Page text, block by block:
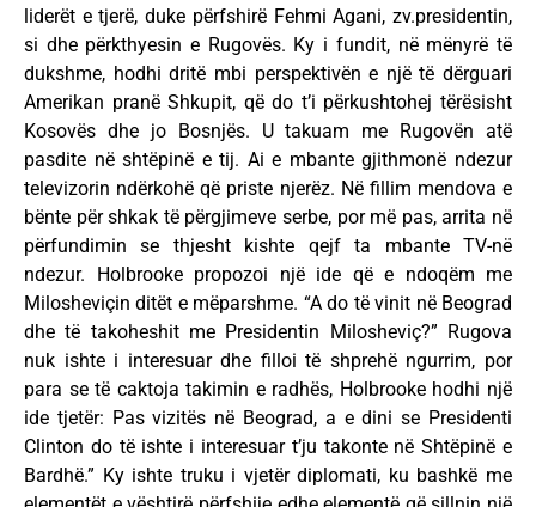
liderët e tjerë, duke përfshirë Fehmi Agani, zv.presidentin,
si dhe përkthyesin e Rugovës. Ky i fundit, në mënyrë të
dukshme, hodhi dritë mbi perspektivën e një të dërguari
Amerikan pranë Shkupit, që do t’i përkushtohej tërësisht
Kosovës dhe jo Bosnjës. U takuam me Rugovën atë
pasdite në shtëpinë e tij. Ai e mbante gjithmonë ndezur
televizorin ndërkohë që priste njerëz. Në fillim mendova e
bënte për shkak të përgjimeve serbe, por më pas, arrita në
përfundimin se thjesht kishte qejf ta mbante TV-në
ndezur. Holbrooke propozoi një ide që e ndoqëm me
Milosheviçin ditët e mëparshme. “A do të vinit në Beograd
dhe të takoheshit me Presidentin Milosheviç?” Rugova
nuk ishte i interesuar dhe filloi të shprehë ngurrim, por
para se të caktoja takimin e radhës, Holbrooke hodhi një
ide tjetër: Pas vizitës në Beograd, a e dini se Presidenti
Clinton do të ishte i interesuar t’ju takonte në Shtëpinë e
Bardhë.” Ky ishte truku i vjetër diplomati, ku bashkë me